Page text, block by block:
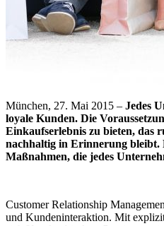
München, 27. Mai 2015 – Jedes
loyale Kunden. Die
Einkaufserlebnis zu bieten, das
nachhaltig in Erinnerung bleibt.
Maßnahmen, die jedes
Customer Relationship
und Kundeninteraktion. Mit